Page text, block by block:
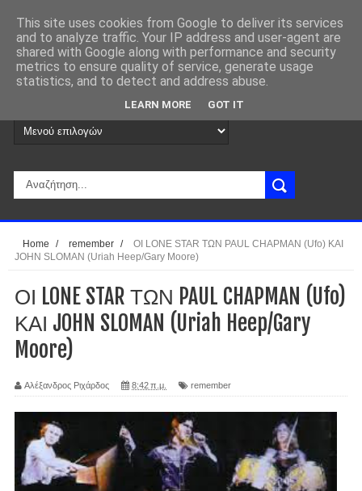
Home / remember /
ΟΙ LONE STAR ΤΩΝ PAUL CHAPMAN (Ufo) ΚΑΙ
JOHN SLOMAN (Uriah Heep/Gary Moore)
ΟΙ LONE STAR ΤΩΝ PAUL CHAPMAN (Ufo)
ΚΑΙ JOHN SLOMAN (Uriah Heep/Gary
Moore)
Αλέξανδρος Ριχάρδος 8:42 π.μ. remember
This site uses cookies from Google to deliver its services
and to analyze traffic. Your IP address and user-agent are
shared with Google along with performance and security
metrics to ensure quality of service, generate usage
statistics, and to detect and address abuse.
LEARN MORE GOT IT